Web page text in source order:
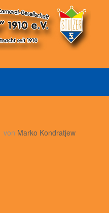
von Marko Kondratjew